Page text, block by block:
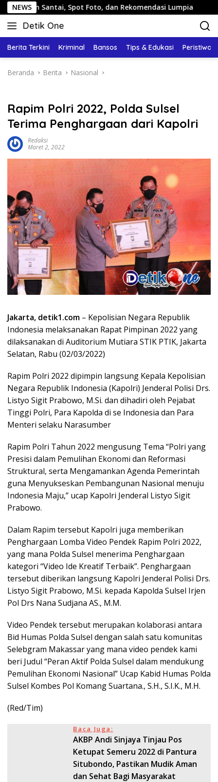
Langsung
ke
konten
NEWS
Santai, Spot Foto, dan Rekomendasi Lumpia
Detik One
Tajam
Fakta
Berita Terkini Kriminal Bansos Tips & Edukasi Peristiwa
Beranda Berita Nasional
Rapim Polri 2022, Polda Sulsel
Terima Penghargaan dari Kapolri
Redaksi
Maret 2, 2022
Jakarta, detik1.com – Kepolisian Negara Republik
Indonesia melaksanakan Rapat Pimpinan 2022 yang
dilaksanakan di Auditorium Mutiara STIK PTIK, Jakarta
Selatan, Rabu (02/03/2022)
Rapim Polri 2022 dipimpin langsung Kepala Kepolisian
Negara Republik Indonesia (Kapolri) Jenderal Polisi Drs.
Listyo Sigit Prabowo, M.Si. dan dihadiri oleh Pejabat
Tinggi Polri, Para Kapolda di se Indonesia dan Para
Menteri selaku Narasumber
Rapim Polri Tahun 2022 mengusung Tema “Polri yang
Presisi dalam Pemulihan Ekonomi dan Reformasi
Struktural, serta Mengamankan Agenda Pemerintah
guna Menyukseskan Pembangunan Nasional menuju
Indonesia Maju,” ucap Kapolri Jenderal Listyo Sigit
Prabowo.
Dalam Rapim tersebut Kapolri juga memberikan
Penghargaan Lomba Video Pendek Rapim Polri 2022,
yang mana Polda Sulsel menerima Penghargaan
kategori “Video Ide Kreatif Terbaik”. Penghargaan
tersebut diberikan langsung Kapolri Jenderal Polisi Drs.
Listyo Sigit Prabowo, M.Si. kepada Kapolda Sulsel Irjen
Pol Drs Nana Sudjana AS., M.M.
Video Pendek tersebut merupakan kolaborasi antara
Bid Humas Polda Sulsel dengan salah satu komunitas
Selebgram Makassar yang mana video pendek kami
beri Judul “Peran Aktif Polda Sulsel dalam mendukung
Pemulihan Ekonomi Nasional” Ucap Kabid Humas Polda
Sulsel Kombes Pol Komang Suartana., S.H., S.I.K., M.H.
(Red/Tim)
Baca Juga:
AKBP Andi Sinjaya Tinjau Pos
Ketupat Semeru 2022 di Pantura
Situbondo, Pastikan Mudik Aman
dan Sehat Bagi Masyarakat